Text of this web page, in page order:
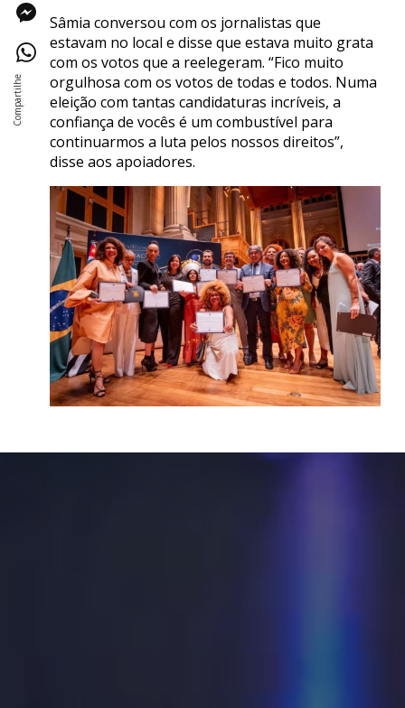
Sâmia conversou com os jornalistas que
estavam no local e disse que estava muito grata
com os votos que a reelegeram. “Fico muito
orgulhosa com os votos de todas e todos. Numa
eleição com tantas candidaturas incríveis, a
confiança de vocês é um combustível para
continuarmos a luta pelos nossos direitos”,
disse aos apoiadores.